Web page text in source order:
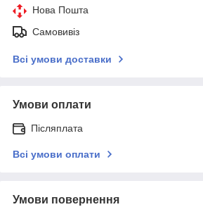
Нова Пошта
Самовивіз
Всі умови доставки
Умови оплати
Післяплата
Всі умови оплати
Умови повернення